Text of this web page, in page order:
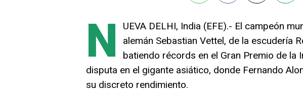
N
UEVA DELHI, India (EFE).- El campeón
alemán Sebastian Vettel, de la escudería
batiendo récords en el Gran Premio de la
disputa en el gigante asiático, donde Fernando
su discreto rendimiento.